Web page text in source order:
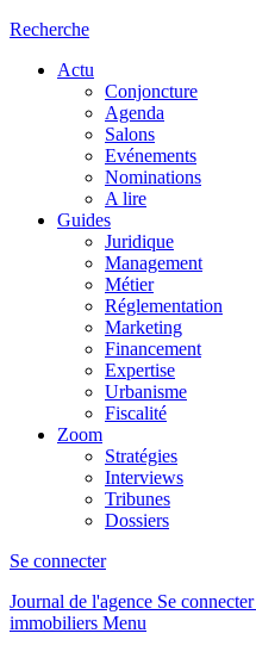
Recherche
Actu
Conjoncture
Agenda
Salons
Evénements
Nominations
A lire
Guides
Juridique
Management
Métier
Réglementation
Marketing
Financement
Expertise
Urbanisme
Fiscalité
Zoom
Stratégies
Interviews
Tribunes
Dossiers
Se connecter
Journal de l'agence Se connecter
immobiliers Menu